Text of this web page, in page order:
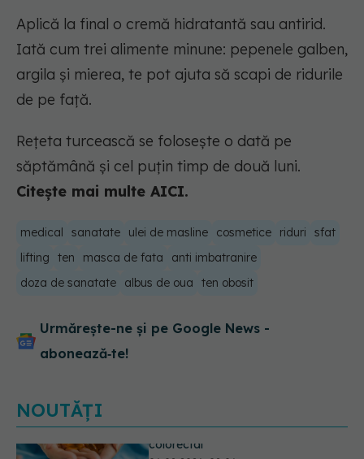
Aplică la final o cremă hidratantă sau antirid.
Iată cum trei alimente minune: pepenele galben,
argila și mierea, te pot ajuta să scapi de ridurile
de pe față.
Rețeta turcească se folosește o dată pe
săptămână și cel puțin timp de două luni.
Citește mai multe AICI.
medical sanatate ulei de masline cosmetice riduri
sfat
lifting
ten masca de fata
anti imbatranire
doza de sanatate
albus de oua ten obosit
Urmărește-ne și pe Google News -
abonează‑te!
NOUTĂȚI